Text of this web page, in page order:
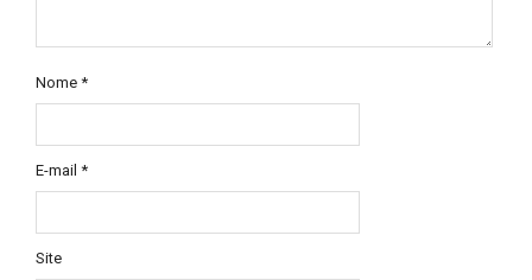
Nome *
E-mail *
Site